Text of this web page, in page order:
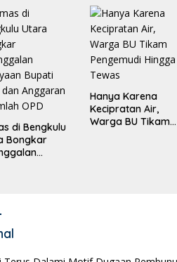
Bakal Dibongkar
di Bengkulu
Bongkar
Hanya Karena
Kecipratan Air,
Warga BU Tikam